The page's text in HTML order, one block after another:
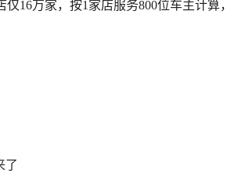
16万家，按1家店服务800位车主计算，
了